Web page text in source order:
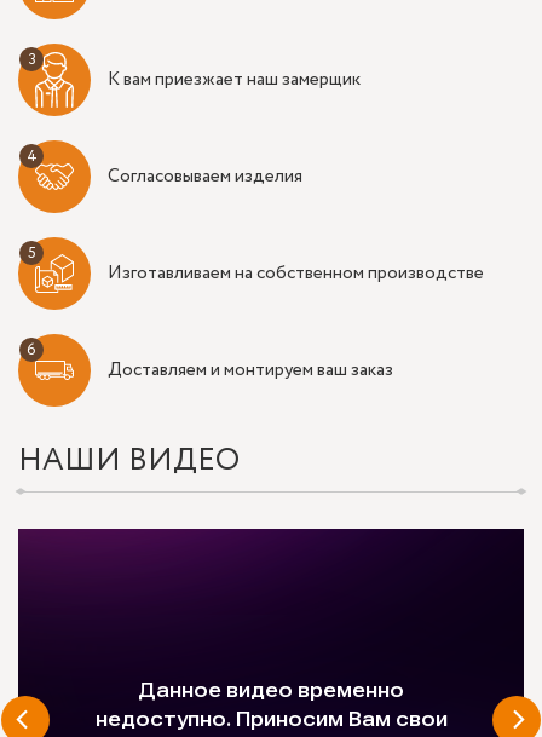
К вам приезжает наш замерщик
Согласовываем изделия
Изготавливаем на собственном производстве
Доставляем и монтируем ваш заказ
НАШИ ВИДЕО